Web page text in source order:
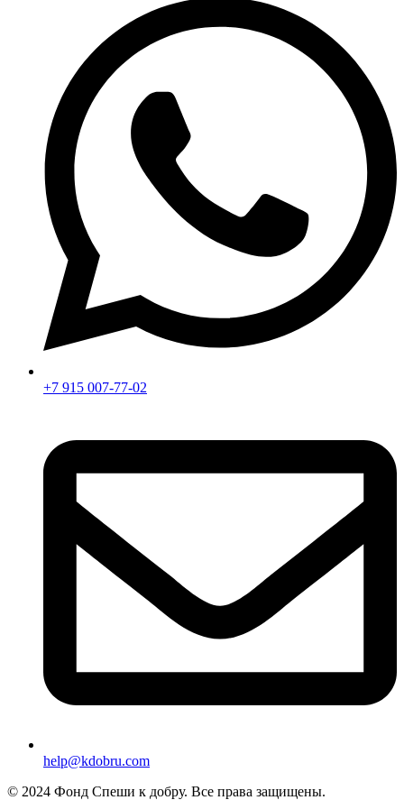
+7 915 007-77-02
help@kdobru.com
© 2024 Фонд Спеши к добру. Все права защищены.